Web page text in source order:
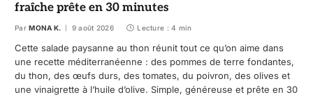
fraîche prête en 30 minutes
Par MONA K. 9 août 2026 Lecture : 4 min
Cette salade paysanne au thon réunit tout ce qu’on aime dans
une recette méditerranéenne : des pommes de terre fondantes,
du thon, des œufs durs, des tomates, du poivron, des olives et
une vinaigrette à l’huile d’olive. Simple, généreuse et prête en 30